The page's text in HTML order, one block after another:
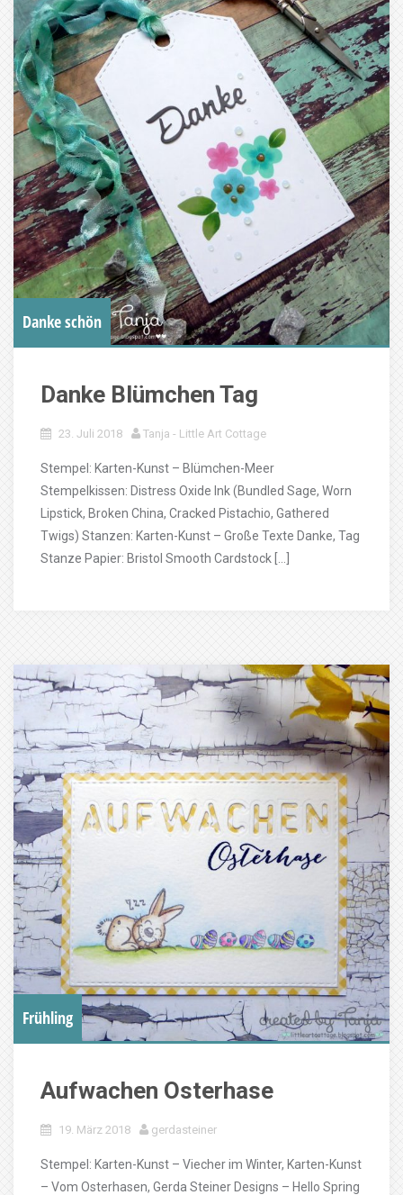
Danke schön
Danke Blümchen Tag
23. Juli 2018 Tanja - Little Art Cottage
Stempel: Karten-Kunst – Blümchen-Meer
Stempelkissen: Distress Oxide Ink (Bundled Sage, Worn
Lipstick, Broken China, Cracked Pistachio, Gathered
Twigs) Stanzen: Karten-Kunst – Große Texte Danke, Tag
Stanze Papier: Bristol Smooth Cardstock […]
Frühling
Aufwachen Osterhase
19. März 2018 gerdasteiner
Stempel: Karten-Kunst – Viecher im Winter, Karten-Kunst
– Vom Osterhasen, Gerda Steiner Designs – Hello Spring